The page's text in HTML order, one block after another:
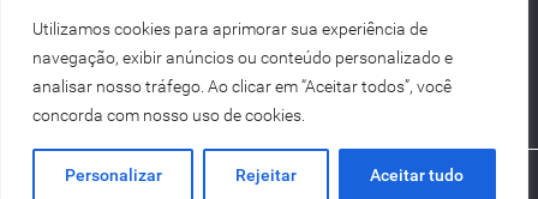
Utilizamos cookies para aprimorar sua experiência de
navegação, exibir anúncios ou conteúdo personalizado e
analisar nosso tráfego. Ao clicar em “Aceitar todos”, você
concorda com nosso uso de cookies.
Personalizar Rejeitar Aceitar tudo
Agenda
Saletto | ENG 2026 Criação de Sites BH - Digital Pixel